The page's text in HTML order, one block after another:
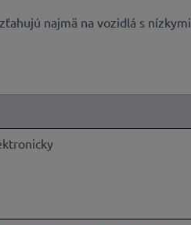
najmä na vozidlá s nízkymi